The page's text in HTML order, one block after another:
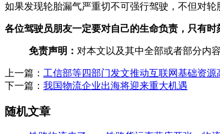
如果发现轮胎漏气严重切不可强行驾驶，不但对轮
各位驾驶员朋友一定要对自己的生命负责，只有
免责声明： 对本文以及其中全部或者部分内
上一篇： 工信部等四部门发文推动互联网基础资源
下一篇： 我国物流企业出海将迎来重大机遇
随机文章